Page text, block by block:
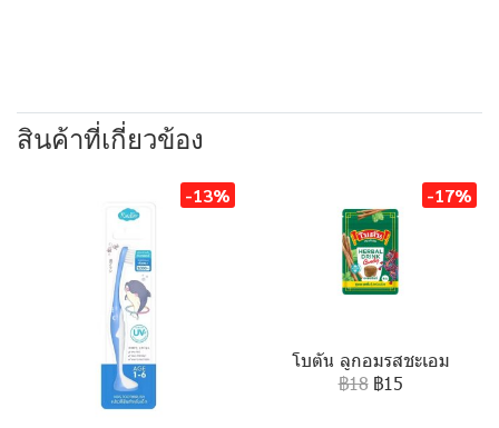
สินค้าที่เกี่ยวข้อง
-13% -17%
โบตัน ลูกอมรสชะเอม
฿18 ฿15